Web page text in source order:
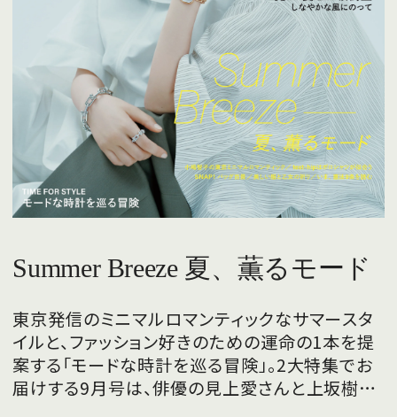
Summer Breeze 夏、薫るモード
東京発信のミニマルロマンティックなサマースタ
イルと、ファッション好きのための運命の1本を提
案する「モードな時計を巡る冒険」。2大特集でお
届けする9月号は、俳優の見上愛さんと上坂樹里